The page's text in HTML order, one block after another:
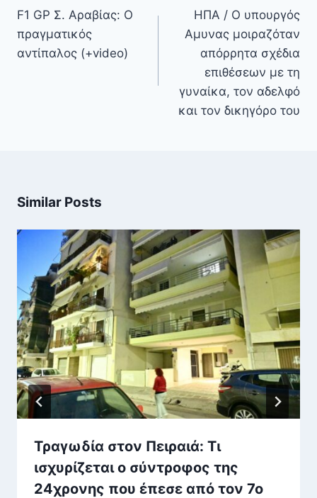
άρθρων
F1 GP Σ. Αραβίας: Ο
πραγματικός
αντίπαλος (+video)
ΗΠΑ / Ο υπουργός
Αμυνας μοιραζόταν
απόρρητα σχέδια
επιθέσεων με τη
γυναίκα, τον αδελφό
και τον δικηγόρο του
Similar Posts
Τραγωδία στον Πειραιά: Τι
ισχυρίζεται ο σύντροφος της
24χρονης που έπεσε από τον 7ο